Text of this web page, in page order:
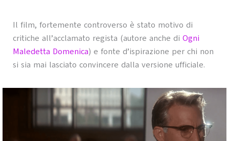
Il film, fortemente controverso è stato motivo di
critiche all’acclamato regista (autore anche di Ogni
Maledetta Domenica) e fonte d’ispirazione per chi non
si sia mai lasciato convincere dalla versione ufficiale.